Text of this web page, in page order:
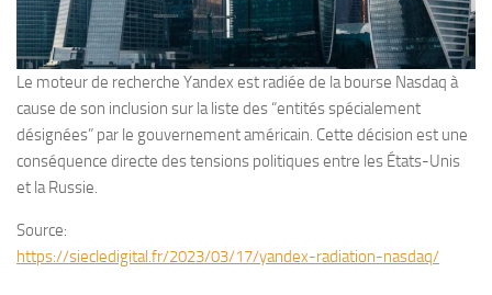
Le moteur de recherche Yandex est radiée de la bourse Nasdaq à
cause de son inclusion sur la liste des “entités spécialement
désignées” par le gouvernement américain. Cette décision est une
conséquence directe des tensions politiques entre les États-Unis
et la Russie.
Source:
https://siecledigital.fr/2023/03/17/yandex-radiation-nasdaq/